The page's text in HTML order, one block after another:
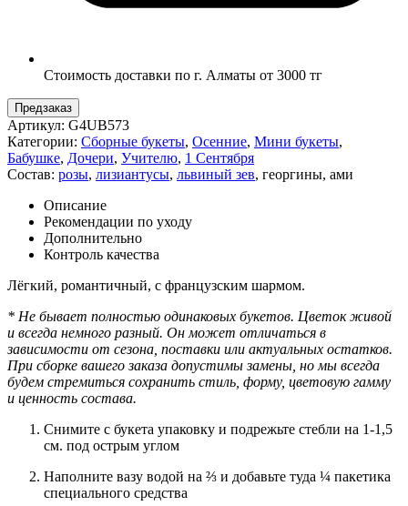
Стоимость доставки по г. Алматы от 3000 тг
Предзаказ
Артикул: G4UB573
Категории: Сборные букеты, Осенние, Мини букеты,
Бабушке, Дочери, Учителю, 1 Сентября
Состав: розы, лизиантусы, львиный зев, георгины, ами
Описание
Рекомендации по уходу
Дополнительно
Контроль качества
Лёгкий, романтичный, с французским шармом.
* Не бывает полностью одинаковых букетов. Цветок живой
и всегда немного разный. Он может отличаться в
зависимости от сезона, поставки или актуальных остатков.
При сборке вашего заказа допустимы замены, но мы всегда
будем стремиться сохранить стиль, форму, цветовую гамму
и ценность состава.
Снимите с букета упаковку и подрежьте стебли на 1-1,5
см. под острым углом
Наполните вазу водой на ⅔ и добавьте туда ¼ пакетика
специального средства